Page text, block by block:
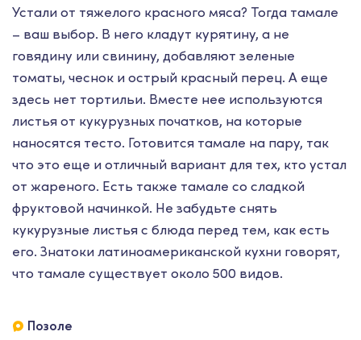
Устали от тяжелого красного мяса? Тогда тамале
– ваш выбор. В него кладут курятину, а не
говядину или свинину, добавляют зеленые
томаты, чеснок и острый красный перец. А еще
здесь нет тортильи. Вместе нее используются
листья от кукурузных початков, на которые
наносятся тесто. Готовится тамале на пару, так
что это еще и отличный вариант для тех, кто устал
от жареного. Есть также тамале со сладкой
фруктовой начинкой. Не забудьте снять
кукурузные листья с блюда перед тем, как есть
его. Знатоки латиноамериканской кухни говорят,
что тамале существует около 500 видов.
Позоле